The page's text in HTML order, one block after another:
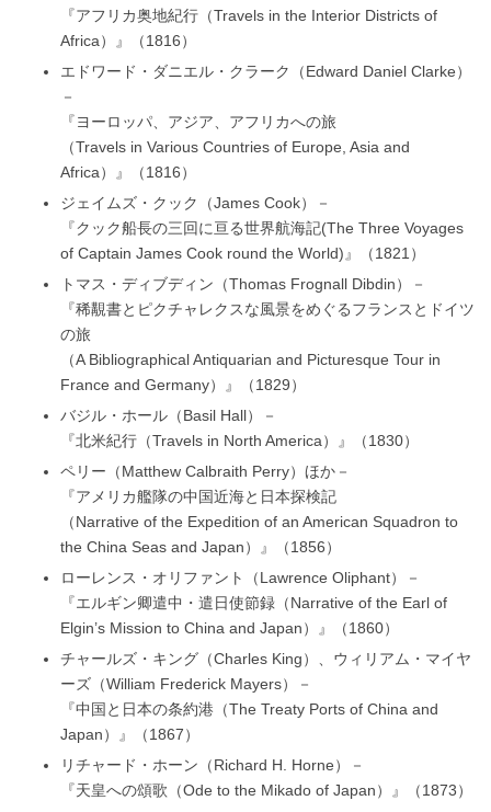
『アフリカ奥地紀行（Travels in the Interior Districts of
Africa）』（1816）
エドワード・ダニエル・クラーク（Edward Daniel Clarke）
－
『ヨーロッパ、アジア、アフリカへの旅
（Travels in Various Countries of Europe, Asia and
Africa）』（1816）
ジェイムズ・クック（James Cook）－
『クック船長の三回に亘る世界航海記(The Three Voyages
of Captain James Cook round the World)』（1821）
トマス・ディブディン（Thomas Frognall Dibdin）－
『稀覯書とピクチャレクスな風景をめぐるフランスとドイツ
の旅
（A Bibliographical Antiquarian and Picturesque Tour in
France and Germany）』（1829）
バジル・ホール（Basil Hall）－
『北米紀行（Travels in North America）』（1830）
ペリー（Matthew Calbraith Perry）ほか－
『アメリカ艦隊の中国近海と日本探検記
（Narrative of the Expedition of an American Squadron to
the China Seas and Japan）』（1856）
ローレンス・オリファント（Lawrence Oliphant）－
『エルギン卿遣中・遣日使節録（Narrative of the Earl of
Elgin’s Mission to China and Japan）』（1860）
チャールズ・キング（Charles King）、ウィリアム・マイヤ
ーズ（William Frederick Mayers）－
『中国と日本の条約港（The Treaty Ports of China and
Japan）』（1867）
リチャード・ホーン（Richard H. Horne）－
『天皇への頌歌（Ode to the Mikado of Japan）』（1873）